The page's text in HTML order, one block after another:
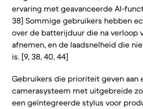
ervaring met geavanceerde AI-
38] Sommige gebruikers hebben
over de batterijduur die na verloop
afnemen, en de laadsnelheid die
is. [9, 38, 40, 44]
Gebruikers die prioriteit geven aan
camerasysteem met uitgebreide
een geïntegreerde stylus voor